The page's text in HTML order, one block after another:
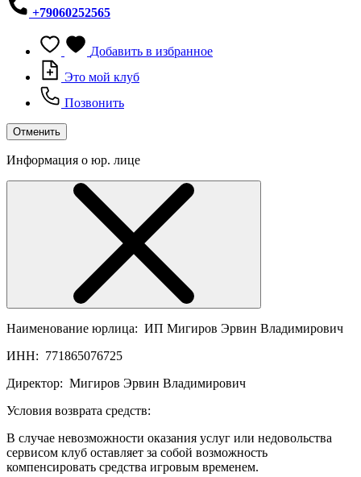
+79060252565
Добавить в избранное
Это мой клуб
Позвонить
Отменить
Информация о юр. лице
Наименование юрлица: ИП Мигиров Эрвин Владимирович
ИНН: 771865076725
Директор: Мигиров Эрвин Владимирович
Условия возврата средств:
В случае невозможности оказания услуг или недовольства
сервисом клуб оставляет за собой возможность
компенсировать средства игровым временем.